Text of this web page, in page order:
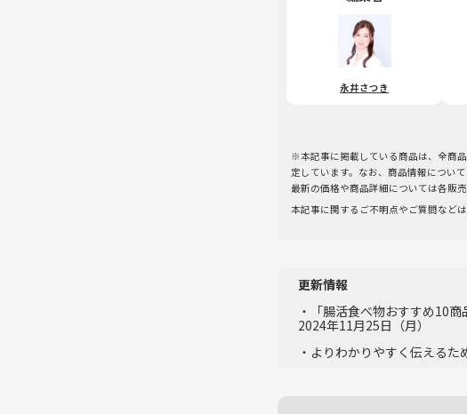
永井さつき
※本記事に掲載している商品は、全商
定しています。なお、商品情報につい
最新の価格や商品詳細については各販
本記事に関するご不明点やご質問などは
更新情報
・「腸活食べ物おすすめ10
2024年11月25日（月）
・よりわかりやすく伝えるた